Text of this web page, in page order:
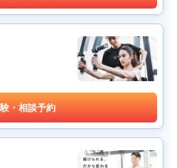
・相談予約